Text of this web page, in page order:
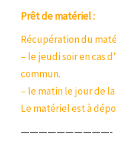
Prêt de matériel :
Récupération du
– le jeudi soir en cas
commun.
– le matin le jour de
Le matériel est à
——————————-